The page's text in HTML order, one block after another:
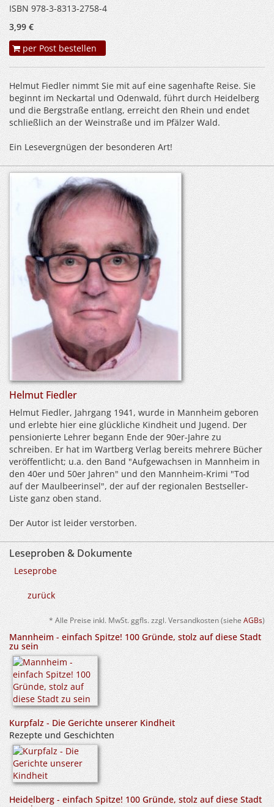
ISBN 978-3-8313-2758-4
3,99 €
per Post bestellen
Helmut Fiedler nimmt Sie mit auf eine sagenhafte Reise. Sie
beginnt im Neckartal und Odenwald, führt durch Heidelberg
und die Bergstraße entlang, erreicht den Rhein und endet
schließlich an der Weinstraße und im Pfälzer Wald.
Ein Lesevergnügen der besonderen Art!
Helmut Fiedler
Helmut Fiedler, Jahrgang 1941, wurde in Mannheim geboren
und erlebte hier eine glückliche Kindheit und Jugend. Der
pensionierte Lehrer begann Ende der 90er-Jahre zu
schreiben. Er hat im Wartberg Verlag bereits mehrere Bücher
veröffentlicht; u.a. den Band "Aufgewachsen in Mannheim in
den 40er und 50er Jahren" und den Mannheim-Krimi "Tod
auf der Maulbeerinsel", der auf der regionalen Bestseller-
Liste ganz oben stand.
Der Autor ist leider verstorben.
Leseproben & Dokumente
Leseprobe
zurück
* Alle Preise inkl. MwSt. ggfls. zzgl. Versandkosten (siehe AGBs)
Mannheim - einfach Spitze! 100 Gründe, stolz auf diese Stadt
zu sein
Kurpfalz - Die Gerichte unserer Kindheit
Rezepte und Geschichten
Heidelberg - einfach Spitze! 100 Gründe, stolz auf diese Stadt